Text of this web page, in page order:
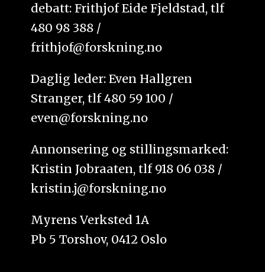
debatt: Frithjof Eide Fjeldstad, tlf
480 98 388 /
frithjof@forskning.no
Daglig leder: Even Hallgren
Stranger, tlf 480 59 100 /
even@forskning.no
Annonsering og stillingsmarked:
Kristin Jobraaten, tlf 918 06 038 /
kristin.j@forskning.no
Myrens Verksted 1A
Pb 5 Torshov, 0412 Oslo